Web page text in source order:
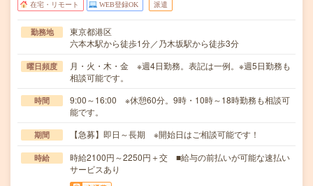
在宅・リモート WEB登録OK 派遣
勤務地
東京都港区
六本木駅から徒歩1分／乃木坂駅から徒歩3分
曜日頻度
月・火・木・金 ※週4日勤務。表記は一例。※週5日勤務も
相談可能です。
時間
9:00～16:00 ※休憩60分。9時・10時～18時勤務も相談可
能です。
期間 【急募】即日～長期 ※開始日はご相談可能です！
時給
時給2100円～2250円＋交 ■給与の前払いが可能な速払い
サービスあり